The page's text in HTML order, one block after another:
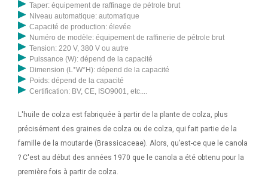
Taper: équipement de raffinage de pétrole brut
Niveau automatique: automatique
Capacité de production: élevée
Numéro de modèle: équipement de raffinerie de pétrole brut
Tension: 220 V, 380 V ou autre
Puissance (W): dépend de la capacité
Dimension (L*W*H): dépend de la capacité
Poids: dépend de la capacité
Certification: BV, CE, ISO9001, etc....
L'huile de colza est fabriquée à partir de la plante de colza, plus
précisément des graines de colza ou de colza, qui fait partie de la
famille de la moutarde (Brassicaceae). Alors, qu’est-ce que le canola
? C'est au début des années 1970 que le canola a été obtenu pour la
première fois à partir de colza.